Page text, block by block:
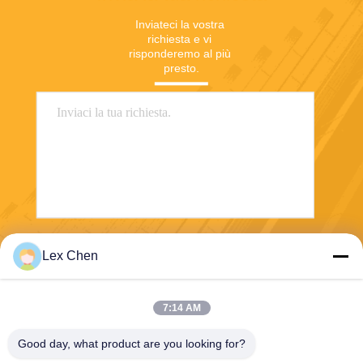
Inviateci la vostra
richiesta e vi
risponderemo al più
presto.
Lex Chen
7:14 AM
Good day, what product are you looking for?